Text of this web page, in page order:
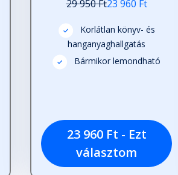
29 950 Ft23 960 Ft
Korlátlan könyv- és
hanganyaghallgatás
Bármikor lemondható
23 960 Ft - Ezt
választom